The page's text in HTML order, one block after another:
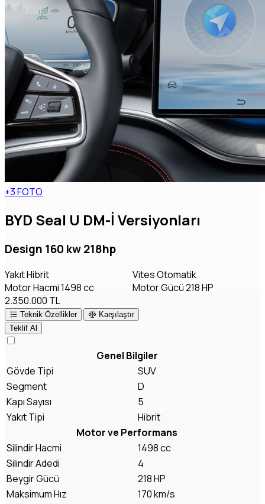
+3 FOTO
BYD Seal U DM-İ Versiyonları
Design 160 kw 218hp
YakıtHibrit VitesOtomatik
Motor Hacmi1498 cc Motor Gücü218 HP
2.350.000 TL
Teknik Özellikler
Karşılaştır
Teklif Al
Genel Bilgiler
Gövde Tipi
SUV
Segment
D
Kapı Sayısı
5
Yakıt Tipi
Hibrit
Motor ve Performans
Silindir Hacmi
1498 cc
Silindir Adedi
4
Beygir Gücü
218 HP
Maksimum Hız
170 km/s